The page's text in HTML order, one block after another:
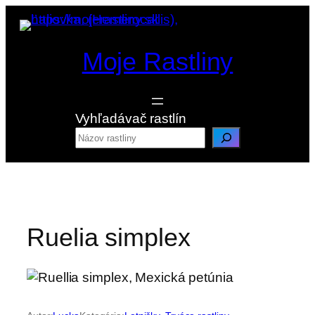
Prejsť
na
Moje Rastliny
Vyhľadávač rastlín
Ruelia simplex